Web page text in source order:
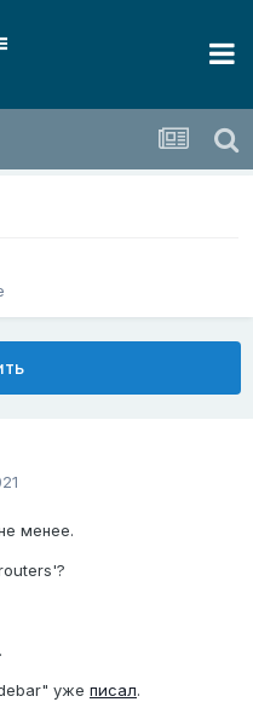
менее.
уже писал.